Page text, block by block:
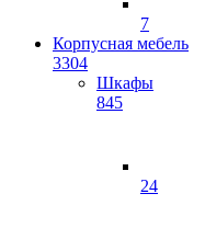
7
Корпусная мебель
3304
Шкафы
845
24